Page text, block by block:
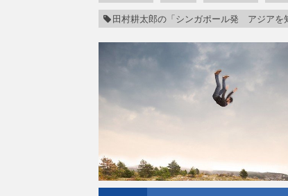
田村耕太郎の「シンガポール発 アジアを